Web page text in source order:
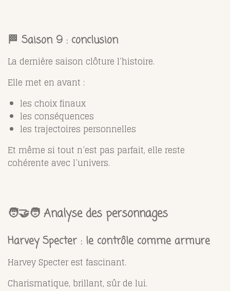
🏁 Saison 9 : conclusion
La dernière saison clôture l’histoire.
Elle met en avant :
les choix finaux
les conséquences
les trajectoires personnelles
Et même si tout n’est pas parfait, elle reste
cohérente avec l’univers.
🧑‍🤝‍🧑 Analyse des personnages
Harvey Specter : le contrôle comme armure
Harvey Specterest fascinant.
Charismatique, brillant, sûr de lui.